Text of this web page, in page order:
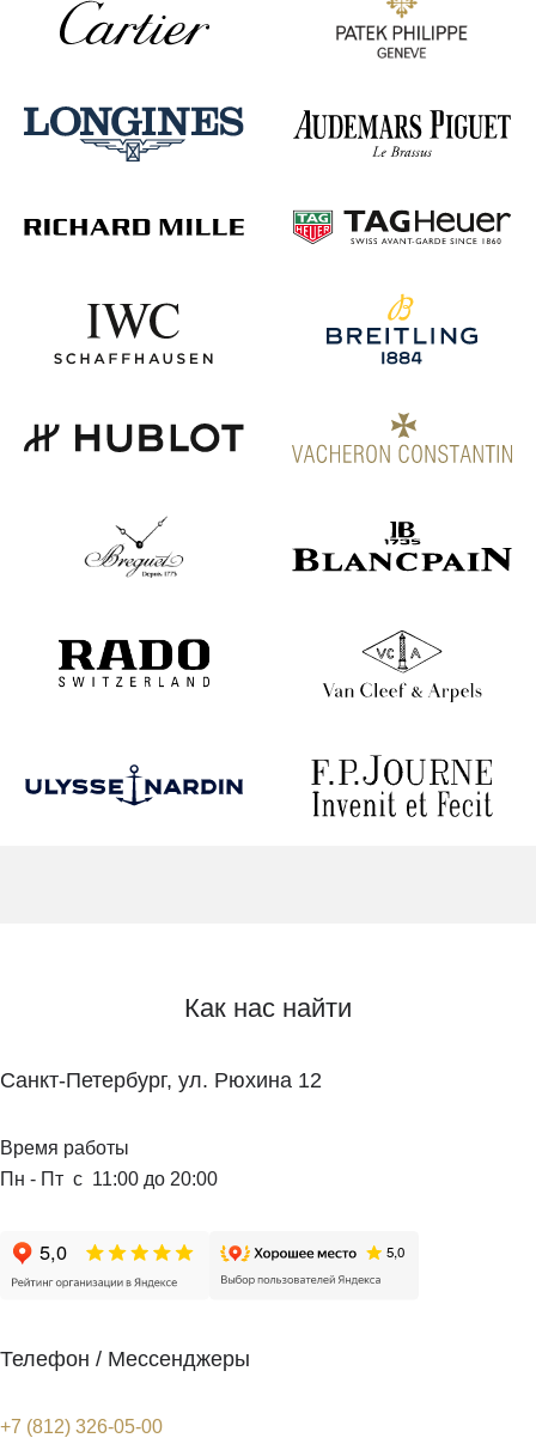
Как нас найти
Телефон / Мессенджеры
+7 (812) 326-05-00
Санкт-Петербург, ул. Рюхина 12
Время работы
Пн - Пт с 11:00 до 20:00